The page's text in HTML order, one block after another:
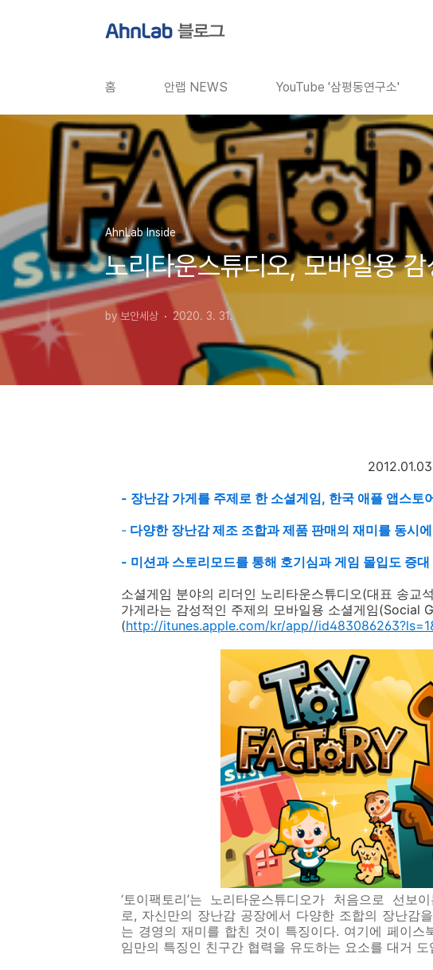
홈 안랩 NEWS YouTube '삼평동연구소'
AhnLab Inside
노리타운스튜디오, 모바일용 감
by 보안세상 2020. 3. 31.
2012.01.03
- 장난감 가게를 주제로 한 소셜게임, 한국 애플 앱스토
- 다양한 장난감 제조 조합과 제품 판매의 재미를 동시
- 미션과 스토리모드를 통해 호기심과 게임 몰입도 증대
소셜게임 분야의 리더인 노리타운스튜디오(대표 송교석
가게라는 감성적인 주제의 모바일용 소셜게임(Social
(http://itunes.apple.com/kr/app//
‘토이팩토리’는 노리타운스튜디오가 처음으로 선보
로, 자신만의 장난감 공장에서 다양한 조합의 장난감
는 경영의 재미를 합친 것이 특징이다. 여기에 페이스
임만의 특징인 친구간 협력을 유도하는 요소를 대거 도